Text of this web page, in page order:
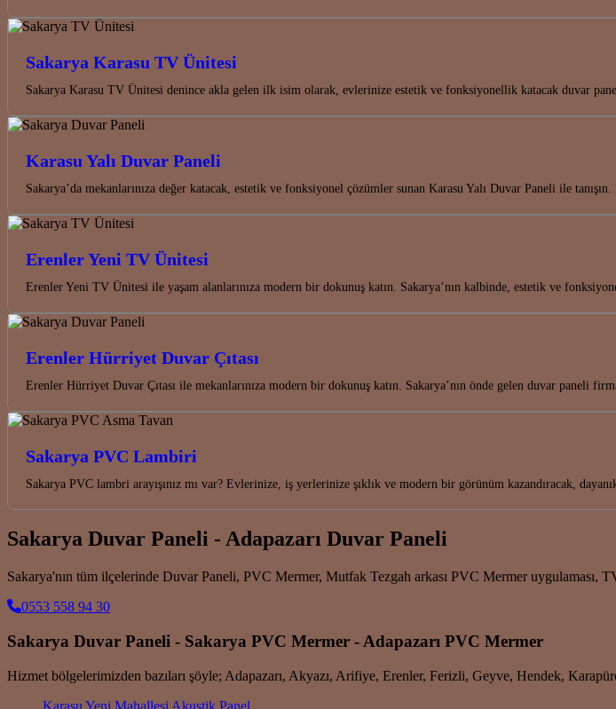
Sakarya Karasu TV Ünitesi
Sakarya Karasu TV Ünitesi denince akla gelen ilk isim olarak, evlerinize estetik ve fonksiyonellik katacak duvar
Karasu Yalı Duvar Paneli
Sakarya’da mekanlarınıza değer katacak, estetik ve fonksiyonel çözümler sunan Karasu Yalı Duvar Paneli ile
Erenler Yeni TV Ünitesi
Erenler Yeni TV Ünitesi ile yaşam alanlarınıza modern bir dokunuş katın. Sakarya’nın kalbinde, estetik ve
Erenler Hürriyet Duvar Çıtası
Erenler Hürriyet Duvar Çıtası ile mekanlarınıza modern bir dokunuş katın. Sakarya’nın önde gelen duvar paneli
Sakarya PVC Lambiri
Sakarya PVC lambri arayışınız mı var? Evlerinize, iş yerlerinize şıklık ve modern bir görünüm kazandıracak,
Sakarya Duvar Paneli - Adapazarı Duvar Paneli
Sakarya'nın tüm ilçelerinde Duvar Paneli, PVC Mermer, Mutfak Tezgah arkası PVC Mermer uygulaması,
0553 558 94 30
Sakarya Duvar Paneli - Sakarya PVC Mermer - Adapazarı PVC Mermer
Hizmet bölgelerimizden bazıları şöyle; Adapazarı, Akyazı, Arifiye, Erenler, Ferizli, Geyve, Hendek,
Karasu Yeni Mahallesi Akustik Panel